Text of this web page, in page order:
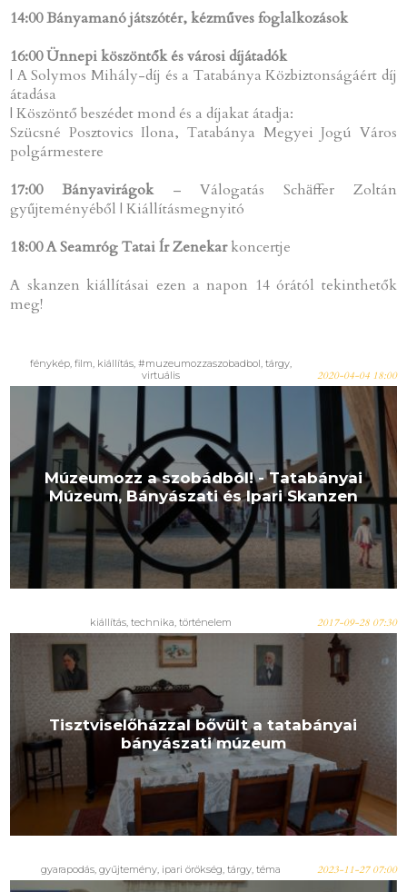
14:00 Bányamanó játszótér, kézműves foglalkozások
16:00 Ünnepi köszöntők és városi díjátadók
| A Solymos Mihály-díj és a Tatabánya Közbiztonságáért díj
átadása
| Köszöntő beszédet mond és a díjakat átadja:
Szücsné Posztovics Ilona, Tatabánya Megyei Jogú Város
polgármestere
17:00 Bányavirágok– Válogatás Schӓffer Zoltán
gyűjteményéből | Kiállításmegnyitó
18:00 A Seamróg Tatai Ír Zenekarkoncertje
A skanzen kiállításai ezen a napon 14 órától tekinthetők
meg!
fénykép, film, kiállítás, #muzeumozzaszobadbol, tárgy,
virtuális
2020-04-04 18:00
Múzeumozz a szobádból! - Tatabányai
Múzeum, Bányászati és Ipari Skanzen
kiállítás, technika, történelem 2017-09-28 07:30
Tisztviselőházzal bővült a tatabányai
bányászati múzeum
gyarapodás, gyűjtemény, ipari örökség, tárgy, téma 2023-11-27 07:00